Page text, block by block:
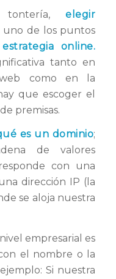
tontería,elegir
uno de los puntos
estrategia online.
tanto en
web como en la
que escoger el
premisas.
es un dominio;
de valores
con una
dirección IP (la
se aloja nuestra
empresarial es
el nombre o la
Si nuestra